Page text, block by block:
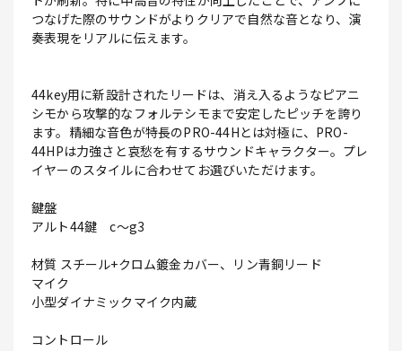
つなげた際のサウンドがよりクリアで自然な音となり、演
奏表現をリアルに伝えます。
44key用に新設計されたリードは、消え入るようなピアニ
シモから攻撃的なフォルテシモまで安定したピッチを誇り
ます。精細な音色が特長のPRO-44Hとは対極に、PRO-
44HPは力強さと哀愁を有するサウンドキャラクター。プレ
イヤーのスタイルに合わせてお選びいただけます。
鍵盤
アルト44鍵 c～g3
材質 スチール+クロム鍍金カバー、リン青銅リード
マイク
小型ダイナミックマイク内蔵
コントロール